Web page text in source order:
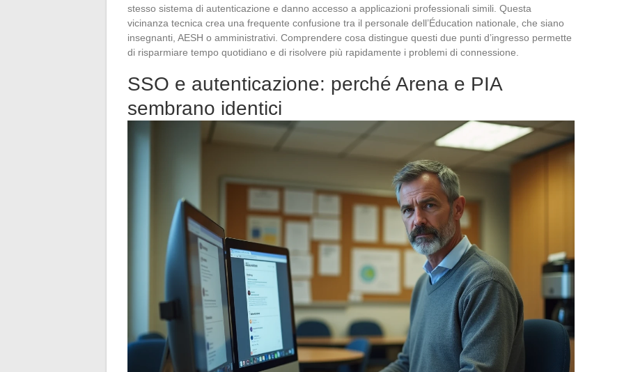
stesso sistema di autenticazione e danno accesso a applicazioni professionali simili. Questa
vicinanza tecnica crea una frequente confusione tra il personale dell’Éducation nationale, che siano
insegnanti, AESH o amministrativi. Comprendere cosa distingue questi due punti d’ingresso permette
di risparmiare tempo quotidiano e di risolvere più rapidamente i problemi di connessione.
SSO e autenticazione: perché Arena e PIA
sembrano identici